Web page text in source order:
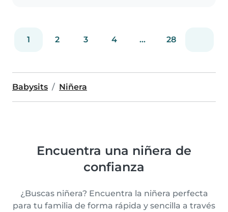
1 2 3 4 ... 28
Babysits Niñera
Encuentra una niñera de
confianza
¿Buscas niñera? Encuentra la niñera perfecta
para tu familia de forma rápida y sencilla a través